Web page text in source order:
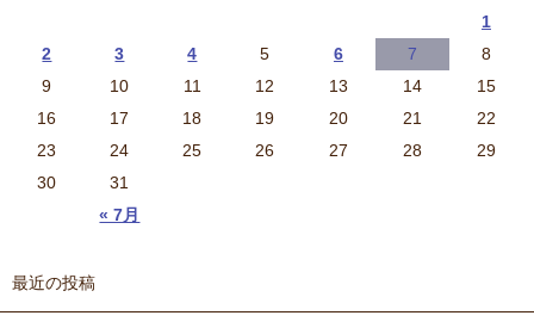
« 7月
1
2
3 4 5 6 7
8
9
10 11 12 13 14
15
16
17 18 19 20 21
22
23
24 25 26 27 28
29
30
31
最近の投稿